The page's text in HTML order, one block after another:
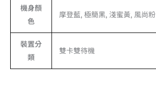
機身顏
色
摩登藍, 極簡黑, 淺蜜黃, 風尚粉
裝置分
類
雙卡雙待機